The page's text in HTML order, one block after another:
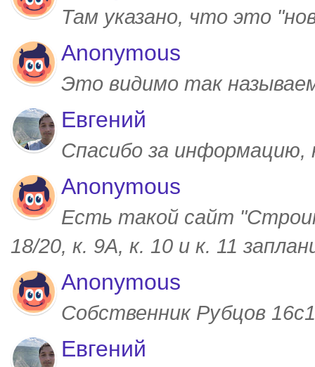
Там указано, что это
Anonymous
Это видимо так
Евгений
Спасибо за
Anonymous
Есть такой сайт
18/20, к. 9А, к. 10 и к. 11
Anonymous
Собственник Рубцов
Евгений